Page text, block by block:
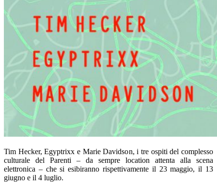
Tim Hecker, Egyptrixx e Marie Davidson, i tre ospiti del complesso
culturale del Parenti – da sempre location attenta alla scena
elettronica – che si esibiranno rispettivamente il 23 maggio, il 13
giugno e il 4 luglio.